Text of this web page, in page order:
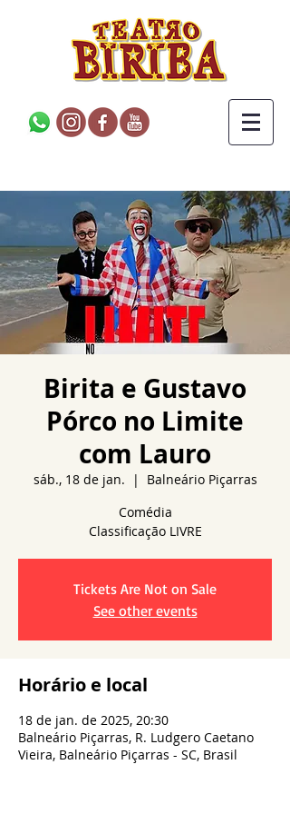
Birita e Gustavo
Pórco no Limite
com Lauro
sáb., 18 de jan.
  |
Balneário Piçarras
Comédia
Tickets Are Not on Sale
See other events
Horário e local
18 de jan. de 2025, 20:30
Balneário Piçarras, R. Ludgero Caetano
Vieira, Balneário Piçarras - SC, Brasil